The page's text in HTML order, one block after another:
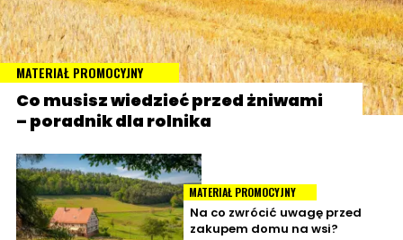
MATERIAŁ PROMOCYJNY
Co musisz wiedzieć przed żniwami
– poradnik dla rolnika
MATERIAŁ PROMOCYJNY
Na co zwrócić uwagę przed
zakupem domu na wsi?